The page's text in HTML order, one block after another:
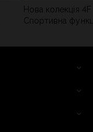
Нова колекція
Спортивна